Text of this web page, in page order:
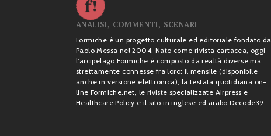
ANALISI, COMMENTI, SCENARI
Formiche è un progetto culturale ed editoriale fondato da
Paolo Messa nel 2004. Nato come rivista cartacea, oggi
l’arcipelago Formiche è composto da realtà diverse ma
strettamente connesse fra loro: il mensile (disponibile
anche in versione elettronica), la testata quotidiana on-
line Formiche.net, le riviste specializzate Airpress e
Healthcare Policy e il sito in inglese ed arabo Decode39.